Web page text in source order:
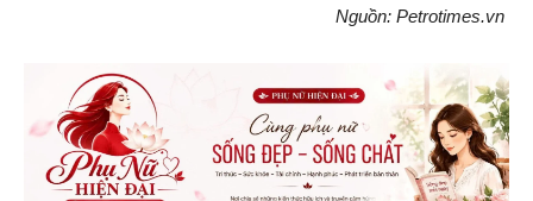
Nguồn: Petrotimes.vn